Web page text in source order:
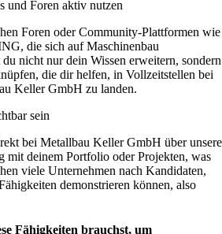
und Foren aktiv nutzen
Foren oder Community-Plattformen wie
die sich auf Maschinenbau
nicht nur dein Wissen erweitern, sondern
die dir helfen, in Vollzeitstellen bei
Keller GmbH zu landen.
sein
bei Metallbau Keller GmbH über unsere
mit deinem Portfolio oder Projekten, was
viele Unternehmen nach Kandidaten,
demonstrieren können, also
Fähigkeiten brauchst, um